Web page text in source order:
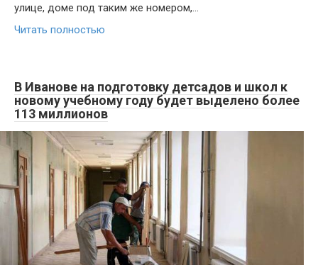
улице, доме под таким же номером,…
Читать полностью
В Иванове на подготовку детсадов и школ к
новому учебному году будет выделено более
113 миллионов